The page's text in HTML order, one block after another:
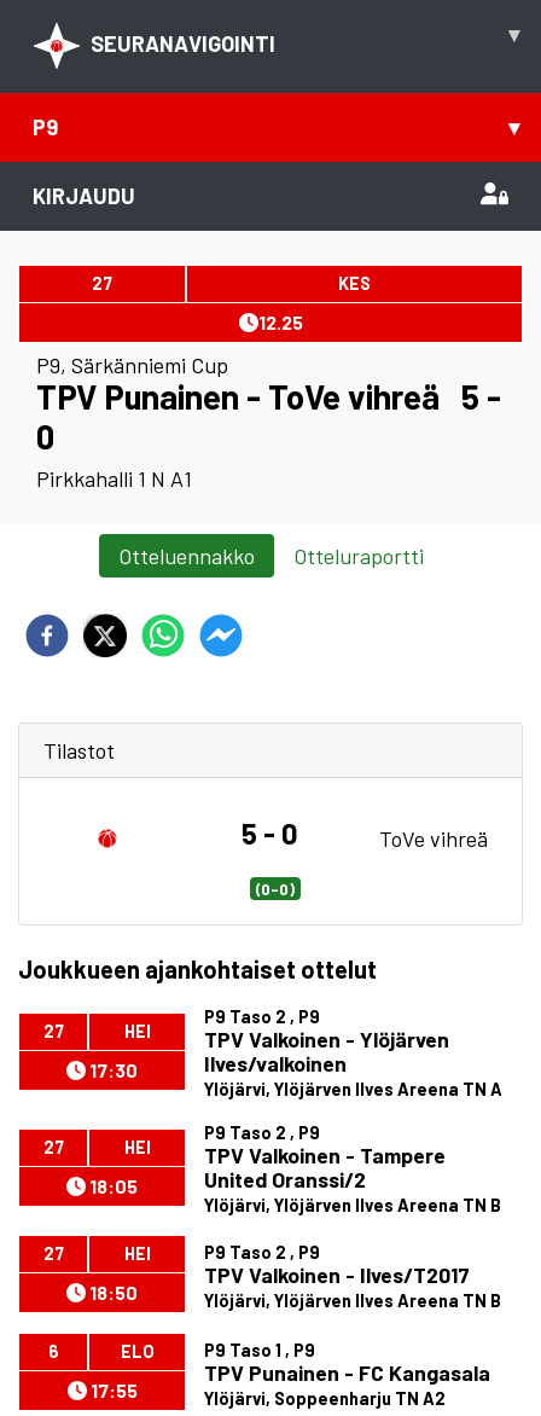
SEURANAVIGOINTI ▾
P9 ▾
KIRJAUDU
27 KES
12.25
P9, Särkänniemi Cup
TPV Punainen - ToVe vihreä 5 -
0
Pirkkahalli 1 N A1
Otteluennakko Otteluraportti
Tilastot
5 - 0 ToVe vihreä
(0-0)
Joukkueen ajankohtaiset ottelut
27 HEI
17:30
P9 Taso 2 , P9
TPV Valkoinen - Ylöjärven
Ilves/valkoinen
Ylöjärvi, Ylöjärven Ilves Areena TN A
27 HEI
18:05
P9 Taso 2 , P9
TPV Valkoinen - Tampere
United Oranssi/2
Ylöjärvi, Ylöjärven Ilves Areena TN B
27 HEI
18:50
P9 Taso 2 , P9
TPV Valkoinen - Ilves/T2017
Ylöjärvi, Ylöjärven Ilves Areena TN B
6 ELO
17:55
P9 Taso 1 , P9
TPV Punainen - FC Kangasala
Ylöjärvi, Soppeenharju TN A2